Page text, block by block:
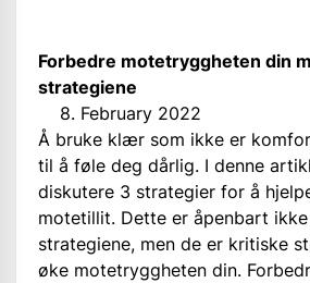
Forbedre motetryggheten din
strategiene
8. February 2022
Å bruke klær som ikke er
til å føle deg dårlig. I denne
diskutere 3 strategier for å
motetillit. Dette er åpenbart
strategiene, men de er kritiske
øke motetryggheten din.